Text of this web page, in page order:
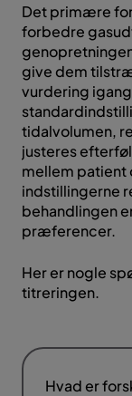
Det primære
forbedre
give dem
vurdering
tidalvolumen,
justeres
mellem patient
indstillingerne
behandlingen
præferencer.
Her er nogle
titreringen.
Hvad er